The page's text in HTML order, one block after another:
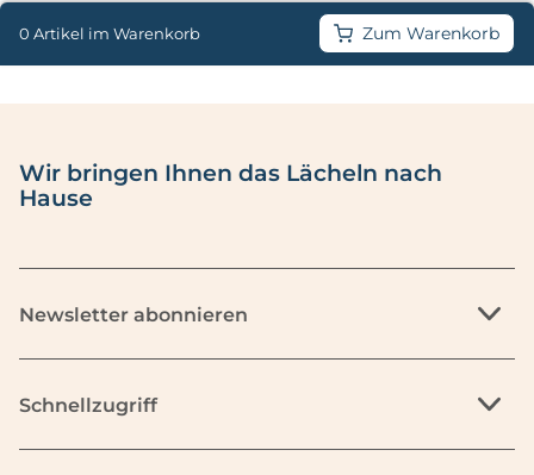
0 Artikel im Warenkorb Zum Warenkorb
Wir bringen Ihnen das Lächeln nach
Hause
Newsletter abonnieren
Schnellzugriff